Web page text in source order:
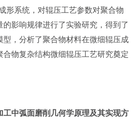
形系统，对辊压工艺参数对聚合物
的影响规律进行了实验研究，得到了
型，分析了聚合物材料在微细辊压成
合物复杂结构微细辊压工艺研究奠定
工中弧面磨削几何学原理及其实现方